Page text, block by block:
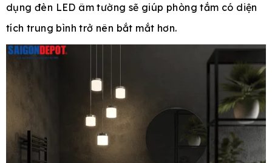
dụng đèn LED âm tường sẽ giúp phòng tắm có diện
tích trung bình trở nên bắt mắt hơn.